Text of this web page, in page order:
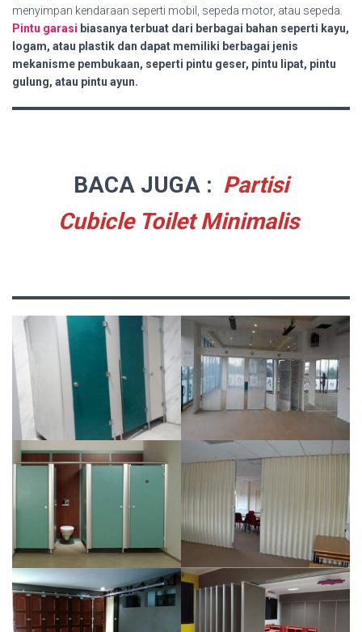
menyimpan kendaraan seperti mobil, sepeda motor, atau sepeda.
Pintu garasi biasanya terbuat dari berbagai bahan seperti kayu,
logam, atau plastik dan dapat memiliki berbagai jenis
mekanisme pembukaan, seperti pintu geser, pintu lipat, pintu
gulung, atau pintu ayun.
BACA JUGA : Partisi
Cubicle Toilet Minimalis